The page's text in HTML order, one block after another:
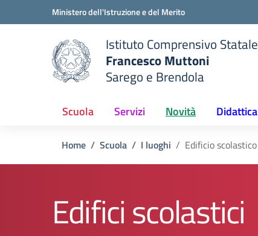
Vai ai contenuti
Vai al menu di navigazioneMinistero dell'Istruzione e del Merito
scuola
Istituto Comprensivo Statale
Francesco Muttoni
Sarego e Brendola
Scuola Servizi Novità Didattica
Home Scuola I luoghi Edificio scolastico
Edifici scolastici